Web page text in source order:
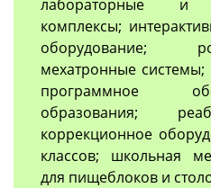
лабораторные и
комплексы;
оборудование;
мехатронные
программное
образования;
коррекционное
классов; школьная
для пищеблоков и